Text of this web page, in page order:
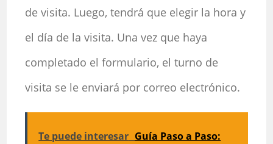
de visita. Luego, tendrá que elegir la hora y
el día de la visita. Una vez que haya
completado el formulario, el turno de
visita se le enviará por correo electrónico.
Te puede interesar Guía Paso a Paso: